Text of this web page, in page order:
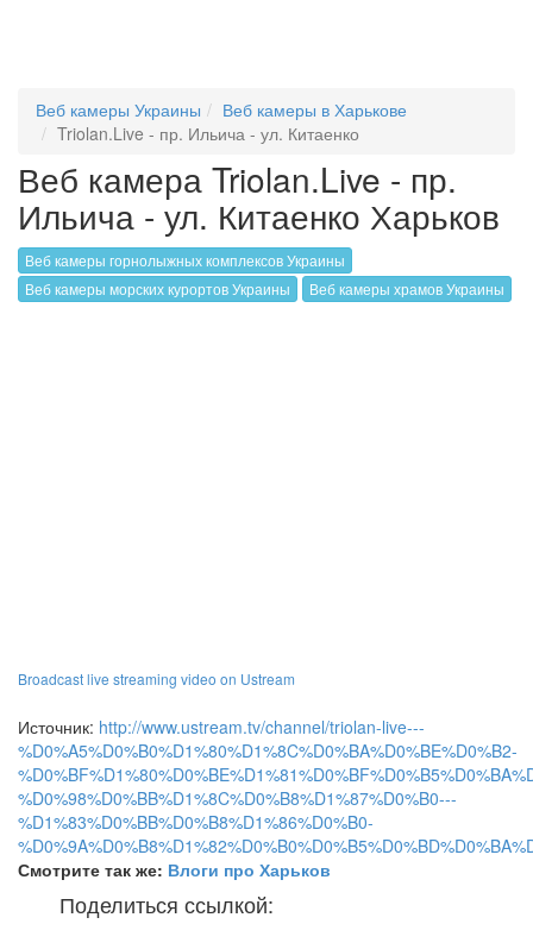
Веб камеры Украины
Веб камеры в Харькове
Triolan.Live - пр. Ильича - ул. Китаенко
Веб камера Triolan.Live - пр.
Ильича - ул. Китаенко Харьков
Веб камеры горнолыжных комплексов Украины
Веб камеры морских курортов Украины
Веб камеры храмов Украины
Broadcast live streaming video on Ustream
Источник: http://www.ustream.tv/channel/triolan-live---
%D0%A5%D0%B0%D1%80%D1%8C%D0%BA%D0%BE%D0%B2-
%D0%98%D0%BB%D1%8C%D0%B8%D1%87%D0%B0---
%D1%83%D0%BB%D0%B8%D1%86%D0%B0-
Смотрите так же: Влоги про Харьков
Поделиться ссылкой: